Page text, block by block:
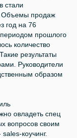
стали
Объемы продаж
год на 76
прошлого
количество
результаты
Руководители
образом
овладеть спец
вопросов своим
коучинг.